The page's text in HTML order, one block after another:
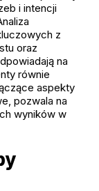
i intencji
z
oraz
na
równie
aspekty
pozwala na
wyników w